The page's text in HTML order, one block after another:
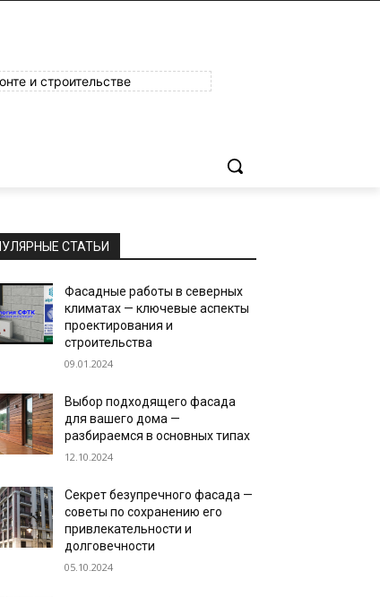
и строительстве
СТАТЬИ
Фасадные работы в северных
климатах — ключевые аспекты
проектирования и
строительства
09.01.2024
Выбор подходящего фасада
для вашего дома —
разбираемся в основных типах
12.10.2024
Секрет безупречного фасада —
советы по сохранению его
привлекательности и
долговечности
05.10.2024